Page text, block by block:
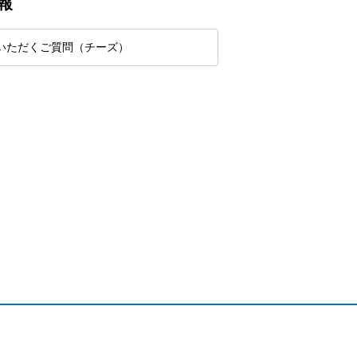
ただくご質問（チーズ）